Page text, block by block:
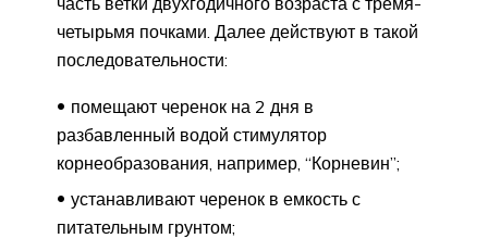
четырьмя почками. Далее действуют в такой
последовательности:
помещают черенок на 2 дня в
разбавленный водой стимулятор
корнеобразования, например, “Корневин”;
устанавливают черенок в емкость с
питательным грунтом;